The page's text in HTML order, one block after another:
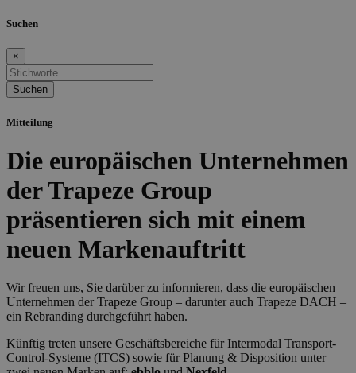
Suchen
×
Mitteilung
Die europäischen Unternehmen
der Trapeze Group
präsentieren sich mit einem
neuen Markenauftritt
Wir freuen uns, Sie darüber zu informieren, dass die europäischen
Unternehmen der Trapeze Group – darunter auch Trapeze DACH –
ein Rebranding durchgeführt haben.
Künftig treten unsere Geschäftsbereiche für Intermodal Transport-
Control-Systeme (ITCS) sowie für Planung & Disposition unter